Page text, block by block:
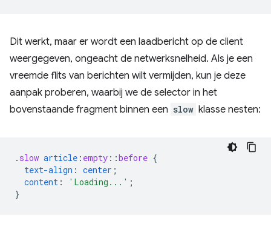
Dit werkt, maar er wordt een laadbericht op de client
weergegeven, ongeacht de netwerksnelheid. Als je een
vreemde flits van berichten wilt vermijden, kun je deze
aanpak proberen, waarbij we de selector in het
bovenstaande fragment binnen een slow klasse nesten:
. slow article : empty ::before {
text-align : center ;
content : 'Loading...' ;
}